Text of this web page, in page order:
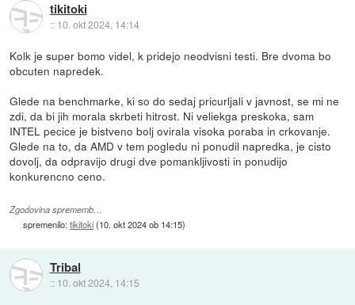
tikitoki
:: 10. okt 2024, 14:14
Kolk je super bomo videl, k pridejo neodvisni testi. Bre dvoma bo
obcuten napredek.
Glede na benchmarke, ki so do sedaj pricurljali v javnost, se mi ne
zdi, da bi jih morala skrbeti hitrost. Ni veliekga preskoka, sam
INTEL pecice je bistveno bolj ovirala visoka poraba in crkovanje.
Glede na to, da AMD v tem pogledu ni ponudil napredka, je cisto
dovolj, da odpravijo drugi dve pomankljivosti in ponudijo
konkurencno ceno.
Zgodovina sprememb…
spremenilo:tikitoki(10. okt 2024 ob 14:15)
Tribal
:: 10. okt 2024, 14:15